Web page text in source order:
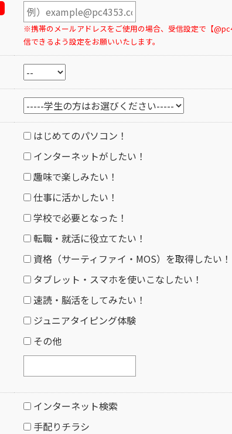
※携帯のメールアドレスをご使用の場合、受信設定で【
信できるよう設定をお願いいたします。
はじめてのパソコン！
インターネットがしたい！
趣味で楽しみたい！
仕事に活かしたい！
学校で必要となった！
転職・就活に役立てたい！
資格（サーティファイ・MOS）を取得したい！
タブレット・スマホを使いこなしたい！
速読・脳活をしてみたい！
ジュニアタイピング体験
その他
インターネット検索
手配りチラシ